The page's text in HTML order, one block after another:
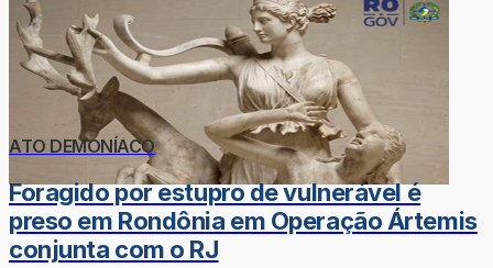
ATO DEMONÍACO
Foragido por estupro de vulnerável é
preso em Rondônia em Operação Ártemis
conjunta com o RJ